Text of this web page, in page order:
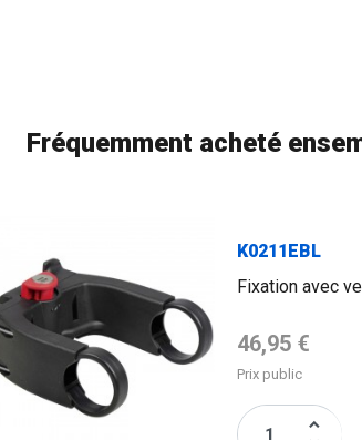
Fréquemment acheté
K0211EBL
Fixation avec
Prix de base
46,95 €
Prix public
keyboard_arrow_up